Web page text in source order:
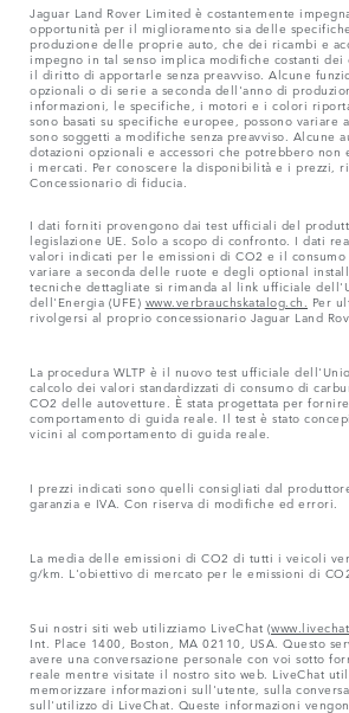
Jaguar Land Rover Limited è costantemente
opportunità per il miglioramento sia delle
produzione delle proprie auto, che dei ricambi e
impegno in tal senso implica modifiche costanti
il diritto di apportarle senza preavviso. Alcune
opzionali o di serie a seconda dell'anno di
informazioni, le specifiche, i motori e i colori
sono basati su specifiche europee, possono variare
sono soggetti a modifiche senza preavviso. Alcune
dotazioni opzionali e accessori che potrebbero
i mercati. Per conoscere la disponibilità e i prezzi,
Concessionario di fiducia.
I dati forniti provengono dai test ufficiali del
legislazione UE. Solo a scopo di confronto. I dati
valori indicati per le emissioni di CO2 e il consumo
variare a seconda delle ruote e degli optional
tecniche dettagliate si rimanda al link ufficiale
dell'Energia (UFE) www.verbrauchskatalog.ch.
Per
rivolgersi al proprio concessionario Jaguar Land
La procedura WLTP è il nuovo test ufficiale
calcolo dei valori standardizzati di consumo di
CO2 delle autovetture. È stata progettata per
comportamento di guida reale. Il test è stato
vicini al comportamento di guida reale.
I prezzi indicati sono quelli consigliati dal
garanzia e IVA. Con riserva di modifiche ed errori.
La media delle emissioni di CO2 di tutti i veicoli
g/km. L'obiettivo di mercato per le emissioni di
Sui nostri siti web utilizziamo LiveChat (
Int. Place 1400, Boston, MA 02110, USA. Questo
avere una conversazione personale con voi sotto
reale mentre visitate il nostro sito web. LiveChat
memorizzare informazioni sull'utente, sulla
sull'utilizzo di LiveChat. Queste informazioni